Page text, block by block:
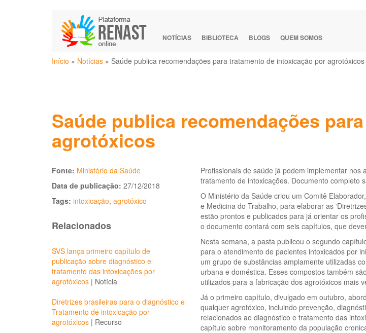
NOTÍCIAS BIBLIOTECA BLOGS QUEM SOMOS
Você
Início » Notícias » Saúde publica recomendações para tratamento de intoxicação por agrotóxicos
Saúde publica recomendações
agrotóxicos
Fonte: Ministério da Saúde
Data de publicação: 27/12/2018
Tags: intoxicação, agrotóxico
Relacionados
SVS lança primeiro capítulo de
publicação sobre diagnóstico e
tratamento das intoxicações por
agrotóxicos | Notícia
Diretrizes brasileiras para o diagnóstico e
Tratamento de intoxicação por
agrotóxicos | Recurso
Profissionais de saúde já podem implementar
tratamento de intoxicações. Documento completo
O Ministério da Saúde criou um Comitê
e Medicina do Trabalho, para elaborar as
estão prontos e publicados para já orientar os
o documento contará com seis capítulos, que
Nesta semana, a pasta publicou o segundo
para o atendimento de pacientes intoxicados por
um grupo de substâncias amplamente utilizadas
urbana e doméstica. Esses compostos também
utilizados para a fabricação dos agrotóxicos mais
Já o primeiro capítulo, divulgado em outubro,
qualquer agrotóxico, incluindo prevenção,
relacionados ao diagnóstico e tratamento das
capítulo sobre monitoramento da população